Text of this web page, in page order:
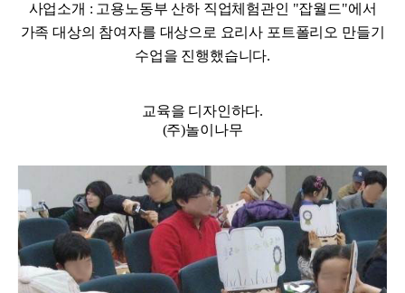
사업소개 : 고용노동부 산하 직업체험관인 "잡월드"에서
가족 대상의 참여자를 대상으로 요리사 포트폴리오 만들기
수업을 진행했습니다.
교육을 디자인하다.
(주)놀이나무